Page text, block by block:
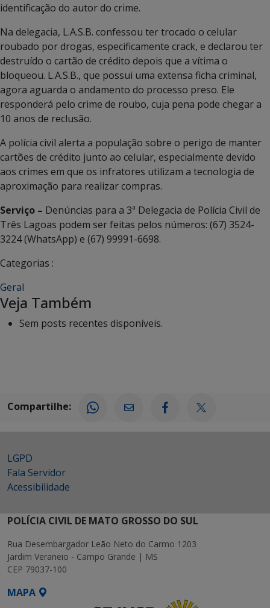
identificação do autor do crime.
Na delegacia, L.A.S.B. confessou ter trocado o celular
roubado por drogas, especificamente crack, e declarou ter
destruído o cartão de crédito depois que a vítima o
bloqueou. L.A.S.B., que possui uma extensa ficha criminal,
agora aguarda o andamento do processo preso. Ele
responderá pelo crime de roubo, cuja pena pode chegar a
10 anos de reclusão.
A polícia civil alerta a população sobre o perigo de manter
cartões de crédito junto ao celular, especialmente devido
aos crimes em que os infratores utilizam a tecnologia de
aproximação para realizar compras.
Serviço – Denúncias para a 3ª Delegacia de Polícia Civil de
Três Lagoas podem ser feitas pelos números: (67) 3524-
3224 (WhatsApp) e (67) 99991-6698.
Categorias :
Geral
Veja Também
Sem posts recentes disponíveis.
Compartilhe:
LGPD
Fala Servidor
Acessibilidade
POLÍCIA CIVIL DE MATO GROSSO DO SUL
Rua Desembargador Leão Neto do Carmo 1203
Jardim Veraneio - Campo Grande | MS
CEP 79037-100
MAPA